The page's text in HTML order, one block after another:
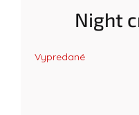
Night
Vypredané